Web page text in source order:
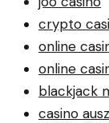
crypto
online
online
blackjack
casino